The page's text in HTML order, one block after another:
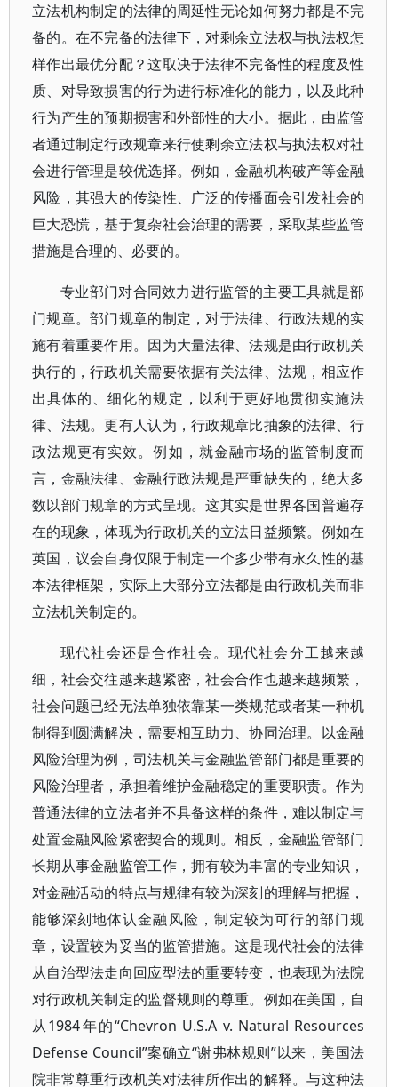
立法机构制定的法律的周延性无论如何努力都是不完
备的。在不完备的法律下，对剩余立法权与执法权怎
样作出最优分配？这取决于法律不完备性的程度及性
质、对导致损害的行为进行标准化的能力，以及此种
行为产生的预期损害和外部性的大小。据此，由监管
者通过制定行政规章来行使剩余立法权与执法权对社
会进行管理是较优选择。例如，金融机构破产等金融
风险，其强大的传染性、广泛的传播面会引发社会的
巨大恐慌，基于复杂社会治理的需要，采取某些监管
措施是合理的、必要的。
专业部门对合同效力进行监管的主要工具就是部
门规章。部门规章的制定，对于法律、行政法规的实
施有着重要作用。因为大量法律、法规是由行政机关
执行的，行政机关需要依据有关法律、法规，相应作
出具体的、细化的规定，以利于更好地贯彻实施法
律、法规。更有人认为，行政规章比抽象的法律、行
政法规更有实效。例如，就金融市场的监管制度而
言，金融法律、金融行政法规是严重缺失的，绝大多
数以部门规章的方式呈现。这其实是世界各国普遍存
在的现象，体现为行政机关的立法日益频繁。例如在
英国，议会自身仅限于制定一个多少带有永久性的基
本法律框架，实际上大部分立法都是由行政机关而非
立法机关制定的。
现代社会还是合作社会。现代社会分工越来越
细，社会交往越来越紧密，社会合作也越来越频繁，
社会问题已经无法单独依靠某一类规范或者某一种机
制得到圆满解决，需要相互助力、协同治理。以金融
风险治理为例，司法机关与金融监管部门都是重要的
风险治理者，承担着维护金融稳定的重要职责。作为
普通法律的立法者并不具备这样的条件，难以制定与
处置金融风险紧密契合的规则。相反，金融监管部门
长期从事金融监管工作，拥有较为丰富的专业知识，
对金融活动的特点与规律有较为深刻的理解与把握，
能够深刻地体认金融风险，制定较为可行的部门规
章，设置较为妥当的监管措施。这是现代社会的法律
从自治型法走向回应型法的重要转变，也表现为法院
对行政机关制定的监督规则的尊重。例如在美国，自
从1984年的“Chevron U.S.A v. Natural Resources
Defense Council”案确立“谢弗林规则”以来，美国法
院非常尊重行政机关对法律所作出的解释。与这种法